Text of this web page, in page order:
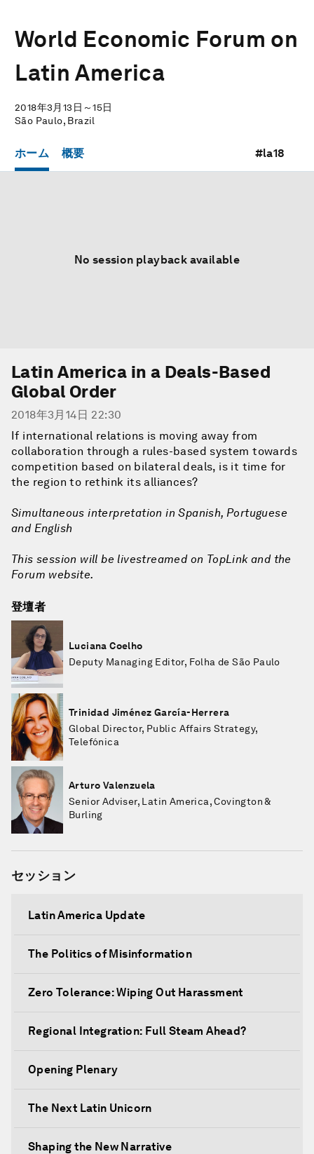
World Economic Forum on
Latin America
2018年3月13日～15日
São Paulo, Brazil
ホーム 概要 #la18
No session playback available
Latin America in a Deals-Based
Global Order
2018年3月14日 22:30
If international relations is moving away from
collaboration through a rules-based system towards
competition based on bilateral deals, is it time for
the region to rethink its alliances?
Simultaneous interpretation in Spanish, Portuguese
and English
This session will be livestreamed on TopLink and the
Forum website.
登壇者
Luciana Coelho
Deputy Managing Editor, Folha de São Paulo
Trinidad Jiménez García-Herrera
Global Director, Public Affairs Strategy,
Telefónica
Arturo Valenzuela
Senior Adviser, Latin America, Covington &
Burling
セッション
Latin America Update
The Politics of Misinformation
Zero Tolerance: Wiping Out Harassment
Regional Integration: Full Steam Ahead?
Opening Plenary
The Next Latin Unicorn
Shaping the New Narrative